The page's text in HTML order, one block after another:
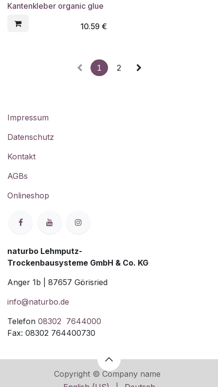
Kantenkleber organic glue
10.59 €
1 2
Impressum
Datenschutz
Kontakt
AGBs
Onlineshop
naturbo Lehmputz-
Trockenbausysteme GmbH & Co. KG
Anger 1b | 87657 Görisried
info@naturbo.de
Telefon 08302 7644000
Fax: 08302 764400730
Copyright © Company name